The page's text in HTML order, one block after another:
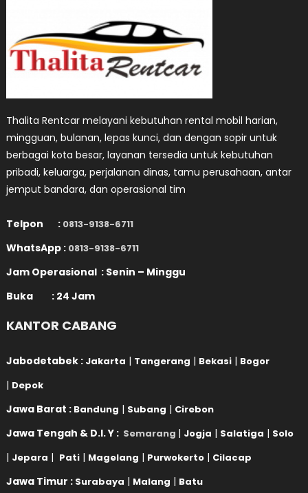
Thalita Rentcar melayani kebutuhan rental mobil harian,
mingguan, bulanan, lepas kunci, dan dengan sopir untuk
berbagai kota besar, layanan tersedia untuk kebutuhan
pribadi, keluarga, perjalanan dinas, tamu perusahaan, antar
jemput bandara, dan operasional tim
Telpon : 0813-9138-6711
WhatsApp : 0813-9138-6711
Jam Operasional : Senin – Minggu
Buka : 24 Jam
KANTOR CABANG
Jabodetabek : Jakarta | Tangerang | Bekasi | Bogor
| Depok
Jawa Barat : Bandung | Subang | Cirebon
Jawa Tengah & D.I. Y : Semarang | Jogja | Salatiga | Solo
| Jepara | Pati | Magelang | Purwokerto | Cilacap
Jawa Timur : Surabaya | Malang | Batu